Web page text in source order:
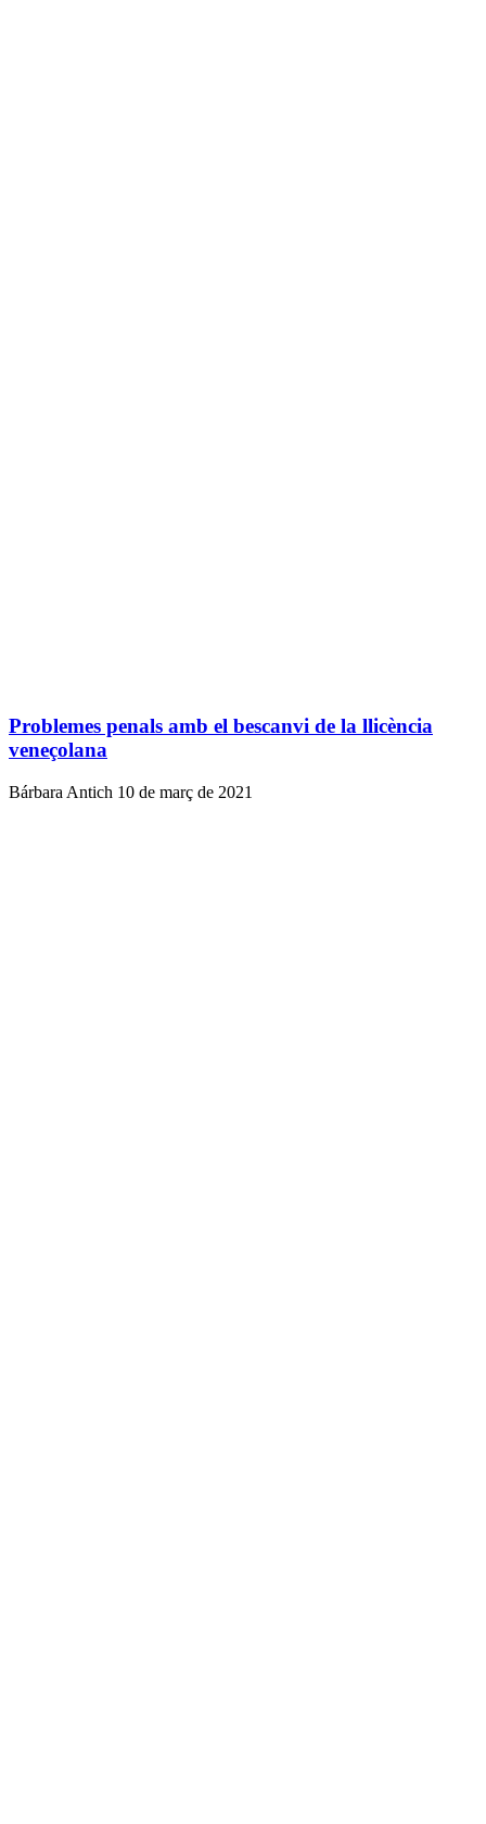
Problemes penals amb el bescanvi de la llicència
veneçolana
Bárbara Antich 10 de març de 2021